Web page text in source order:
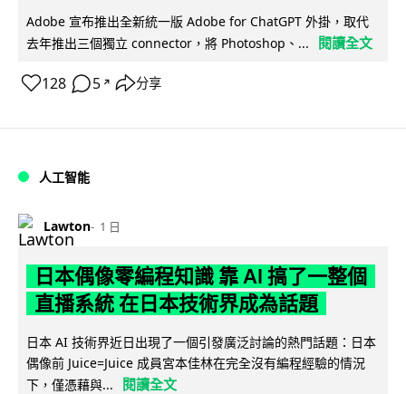
Adobe 宣布推出全新統一版 Adobe for ChatGPT 外掛，取代
去年推出三個獨立 connector，將 Photoshop、...
閱讀全文
128 5 ↗ 分享
人工智能
Lawton 1 日
日本偶像零編程知識 靠 AI 搞了一整個
直播系統 在日本技術界成為話題
日本 AI 技術界近日出現了一個引發廣泛討論的熱門話題：日本
偶像前 Juice=Juice 成員宮本佳林在完全沒有編程經驗的情況
下，僅憑藉與...
閱讀全文